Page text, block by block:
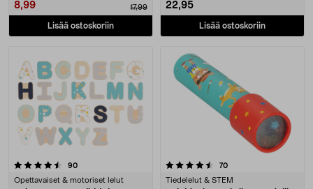
8,99 17,99
Lisää ostoskoriin
22,95
Lisää ostoskoriin
90arvostelut
Opettavaiset & motoriset lelut
4.5 viidestä tähdestä 70arvostelut
Tiedelelut & STEM